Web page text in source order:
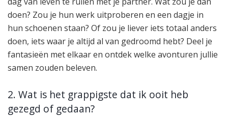
doen? Zou je hun werk uitproberen en een dagje in
hun schoenen staan? Of zou je liever iets totaal anders
doen, iets waar je altijd al van gedroomd hebt? Deel je
fantasieën met elkaar en ontdek welke avonturen jullie
samen zouden beleven.
2. Wat is het grappigste dat ik ooit heb
gezegd of gedaan?